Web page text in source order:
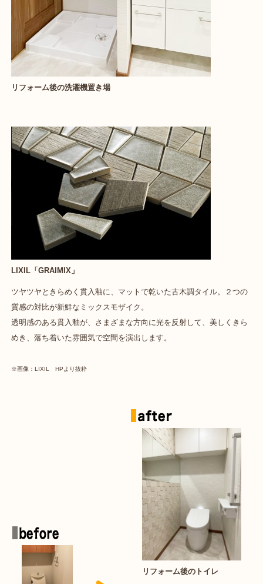
リフォーム後の洗濯機置き場
LIXIL「GRAIMIX」
ツヤツヤときらめく貫入釉に、マットで乾いた古木調タイル。２つの
質感の対比が新鮮なミックスモザイク。
透明感のある貫入釉が、さまざまな方向に光を反射して、美しくきら
めき、落ち着いた雰囲気で空間を演出します。
※画像：LIXIL HPより抜粋
リフォーム後のトイレ